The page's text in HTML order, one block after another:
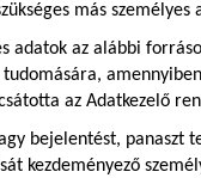
más személyes
adatok az alábbi
tudomására,
az Adatkezelő
bejelentést, panaszt
kezdeményező